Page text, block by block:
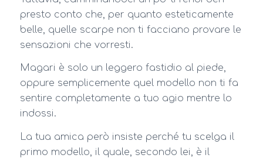
presto conto che, per quanto esteticamente
belle, quelle scarpe non ti facciano provare le
sensazioni che vorresti.
Magari è solo un leggero fastidio al piede,
oppure semplicemente quel modello non ti fa
sentire completamente a tuo agio mentre lo
indossi.
La tua amica però insiste perché tu scelga il
primo modello, il quale, secondo lei, è il